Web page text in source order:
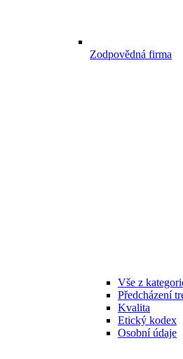
Zodpovědná firma
Vše z
Předcházení
Kvalita
Etický kodex
Osobní údaje